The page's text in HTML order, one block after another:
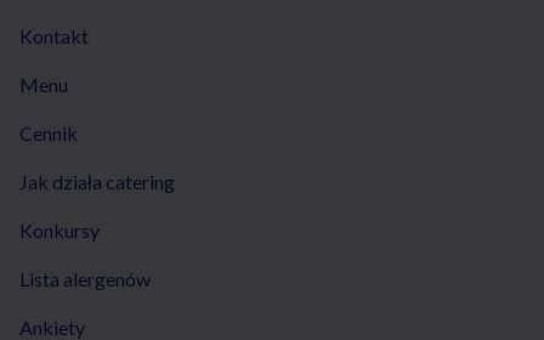
Kontakt
Menu
Cennik
Jak działa catering
Konkursy
Lista alergenów
Ankiety